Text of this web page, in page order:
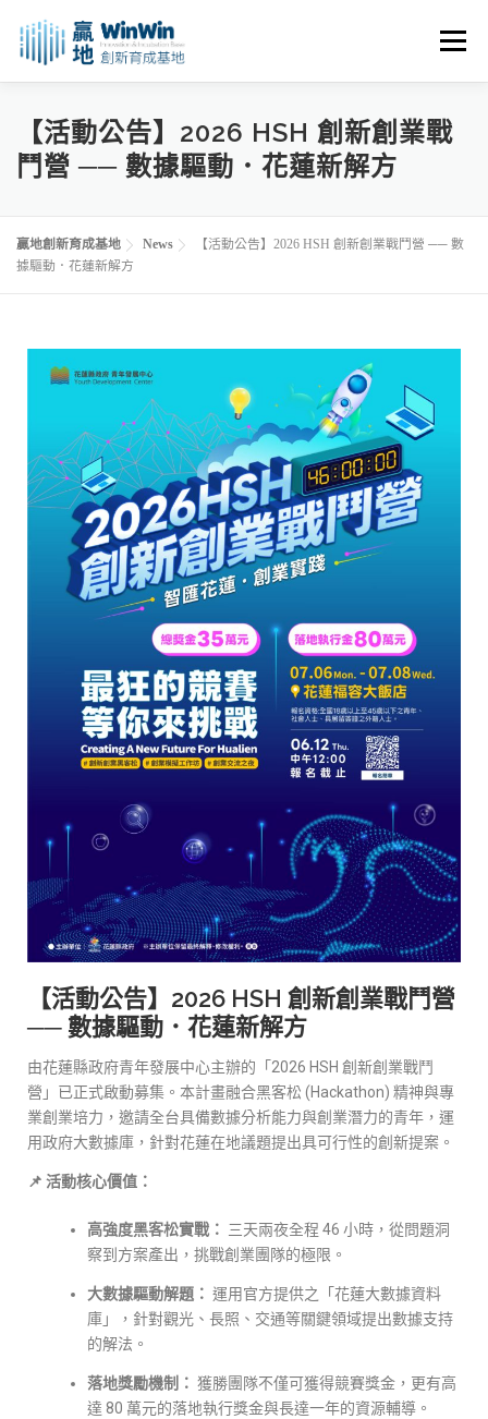
選單
關於我們 最新消息 創業資源 創業諮詢
【活動公告】2026 HSH 創新創業戰
鬥營 ── 數據驅動．花蓮新解方
贏地創新育成基地 News
【活動公告】2026 HSH 創新創業戰鬥營 ── 數
據驅動．花蓮新解方
【活動公告】2026 HSH 創新創業戰鬥營
── 數據驅動．花蓮新解方
由花蓮縣政府青年發展中心主辦的「2026 HSH 創新創業戰鬥
營」已正式啟動募集。本計畫融合黑客松 (Hackathon) 精神與專
業創業培力，邀請全台具備數據分析能力與創業潛力的青年，運
用政府大數據庫，針對花蓮在地議題提出具可行性的創新提案。
📌 活動核心價值：
高強度黑客松實戰： 三天兩夜全程 46 小時，從問題洞
察到方案產出，挑戰創業團隊的極限。
大數據驅動解題： 運用官方提供之「花蓮大數據資料
庫」，針對觀光、長照、交通等關鍵領域提出數據支持
的解法。
落地獎勵機制： 獲勝團隊不僅可獲得競賽獎金，更有高
達 80 萬元的落地執行獎金與長達一年的資源輔導。